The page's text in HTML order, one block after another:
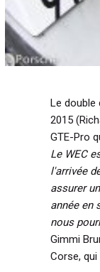
Le double
2015
GTE-Pro
Le WEC
l'arrivée
assurer
année en
nous
Gimmi
Corse,